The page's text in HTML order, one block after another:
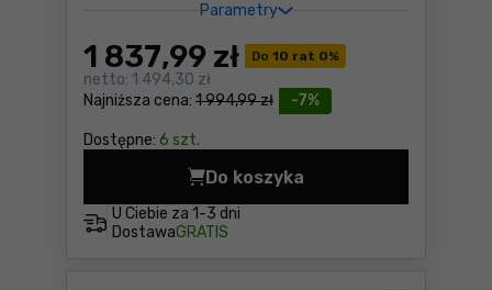
Parametry
Do 10 rat 0%
-7%
Najniższa cena: 1 994,99 zł
1 837,99 zł
netto: 1 494,30 zł
Dostępne: 6 szt.
U Ciebie za 1-3 dni
DostawaGRATIS
Do koszyka
Zestaw narzędzi